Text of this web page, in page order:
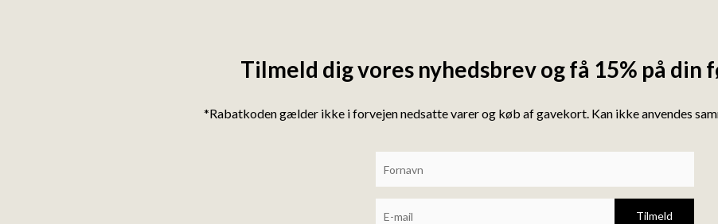
Tilmeld dig vores nyhedsbrev og få 15% på din
*Rabatkoden gælder ikke i forvejen nedsatte varer og køb af gavekort. Kan ikke anvendes
Tilmeld